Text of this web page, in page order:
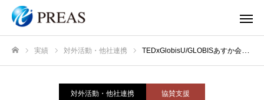
実績 対外活動・他社連携 TEDxGlobisU/GLOBISあすか会議/JBCC 協賛
対外活動・他社連携 協賛支援